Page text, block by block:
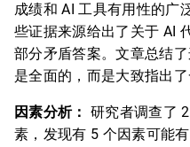
成绩和 AI 工具有用性的广
些证据来源给出了关于 AI
部分矛盾答案。文章总结
是全面的，而是大致指出了
因素分析： 研究者调查了
素，发现有 5 个因素可能